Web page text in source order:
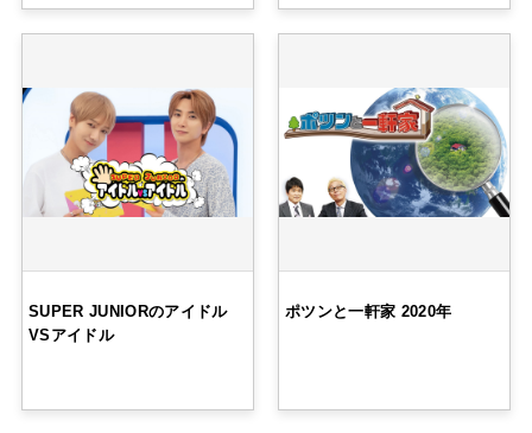
SUPER JUNIORのアイドル
VSアイドル
ポツンと一軒家 2020年